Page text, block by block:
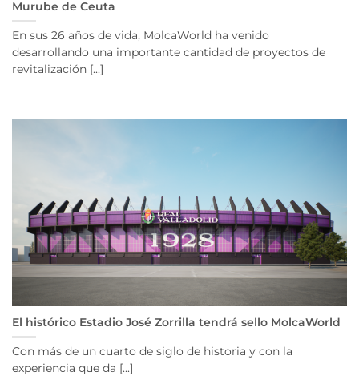
Murube de Ceuta
En sus 26 años de vida, MolcaWorld ha venido
desarrollando una importante cantidad de proyectos de
revitalización [...]
El histórico Estadio José Zorrilla tendrá sello MolcaWorld
Con más de un cuarto de siglo de historia y con la
experiencia que da [...]